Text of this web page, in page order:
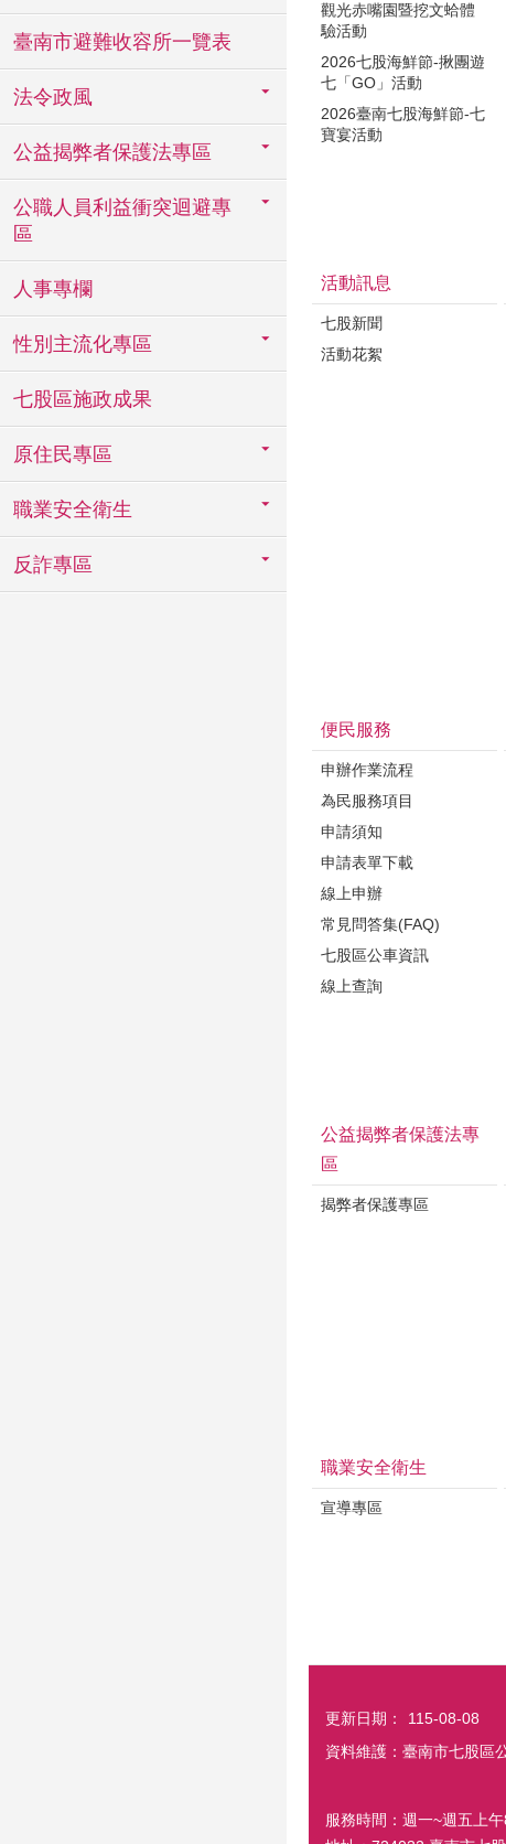
臺南市避難收容所一覽表
法令政風
公益揭弊者保護法專區
公職人員利益衝突迴避專
區
人事專欄
性別主流化專區
七股區施政成果
原住民專區
職業安全衛生
反詐專區
觀光赤嘴園暨挖文蛤體
驗活動
2026七股海鮮節-揪團遊
七「GO」活動
2026臺南七股海鮮節-七
寶宴活動
活動訊息
七股新聞
活動花絮
便民服務
申辦作業流程
為民服務項目
申請須知
申請表單下載
線上申辦
常見問答集(FAQ)
七股區公車資訊
線上查詢
公益揭弊者保護法專
區
揭弊者保護專區
職業安全衛生
宣導專區
更新日期：
115-08-08
資料維護：臺南市七股區
服務時間：週一~週五上